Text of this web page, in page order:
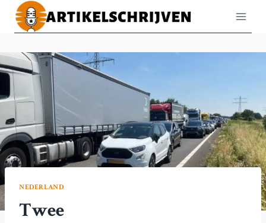
Doorgaan
naar
NEDERLAND
Twee